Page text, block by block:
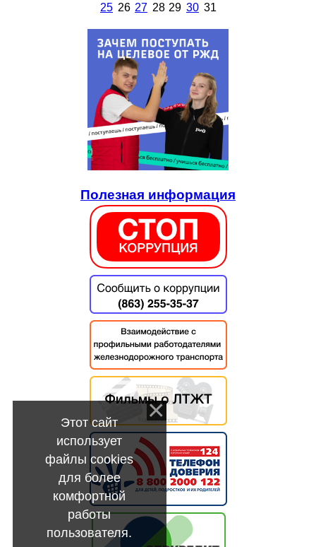
25 26 27 28 29 30 31
Полезная информация
Этот сайт
использует
файлы cookies
для более
комфортной
работы
пользователя.